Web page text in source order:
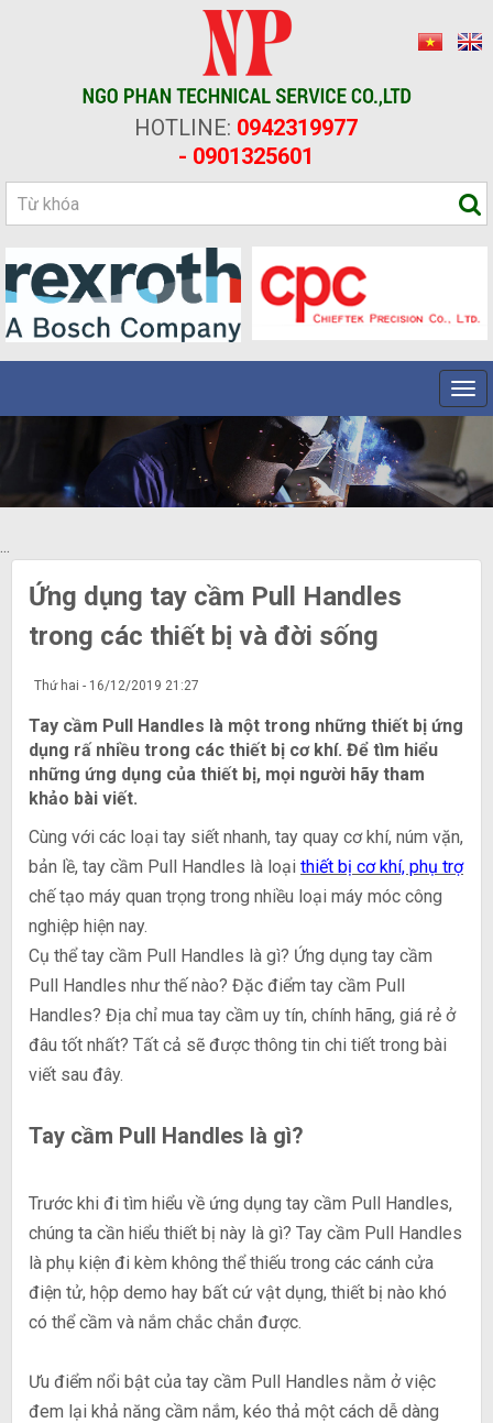
HOTLINE: 0942319977
- 0901325601
...
Ứng dụng tay cầm Pull Handles
trong các thiết bị và đời sống
Thứ hai - 16/12/2019 21:27
Tay cầm Pull Handles là một trong những thiết bị ứng
dụng rấ nhiều trong các thiết bị cơ khí. Để tìm hiểu
những ứng dụng của thiết bị, mọi người hãy tham
khảo bài viết.
Cùng với các loại tay siết nhanh, tay quay cơ khí, núm vặn,
bản lề, tay cầm Pull Handles là loại thiết bị cơ khí, phụ trợ
chế tạo máy quan trọng trong nhiều loại máy móc công
nghiệp hiện nay.
Cụ thể tay cầm Pull Handles là gì? Ứng dụng tay cầm
Pull Handles như thế nào? Đặc điểm tay cầm Pull
Handles? Địa chỉ mua tay cầm uy tín, chính hãng, giá rẻ ở
đâu tốt nhất? Tất cả sẽ được thông tin chi tiết trong bài
viết sau đây.
Tay cầm Pull Handles là gì?
Trước khi đi tìm hiểu về ứng dụng tay cầm Pull Handles,
chúng ta cần hiểu thiết bị này là gì? Tay cầm Pull Handles
là phụ kiện đi kèm không thể thiếu trong các cánh cửa
điện tử, hộp demo hay bất cứ vật dụng, thiết bị nào khó
có thể cầm và nắm chắc chắn được.
Ưu điểm nổi bật của tay cầm Pull Handles nằm ở việc
đem lại khả năng cầm nắm, kéo thả một cách dễ dàng